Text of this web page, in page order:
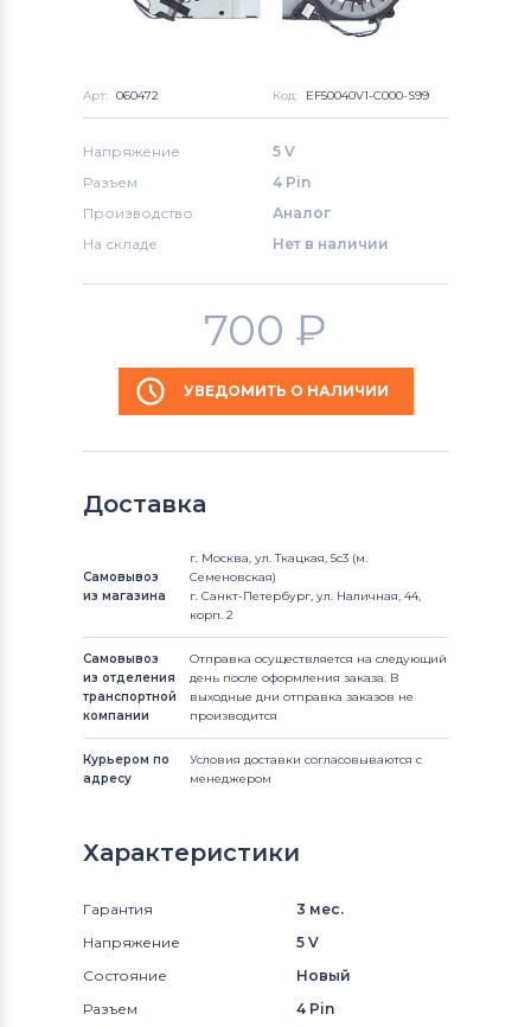
Арт: 060472 Код: EF50040V1-C000-S99
Напряжение
5 V
Разъем
4 Pin
Производство
Аналог
На складе
Нет в наличии
700 ₽
УВЕДОМИТЬ О НАЛИЧИИ
Доставка
Самовывоз
из магазина
г. Москва, ул. Ткацкая, 5с3 (м.
Семеновская)
г. Санкт-Петербург, ул. Наличная, 44,
корп. 2
Самовывоз
из отделения
транспортной
компании
Отправка осуществляется на следующий
день после оформления заказа. В
выходные дни отправка заказов не
производится
Курьером по
адресу
Условия доставки согласовываются с
менеджером
Характеристики
Гарантия
3 мес.
Напряжение
5 V
Состояние
Новый
Разъем
4 Pin